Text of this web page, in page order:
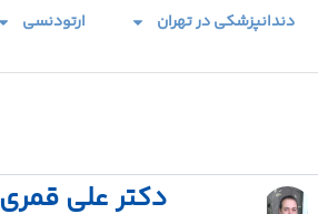
دندانپزشکی در تهران ارتودنسی
دکتر علی قمری